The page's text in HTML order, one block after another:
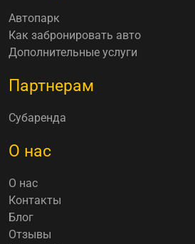
Автопарк
Как забронировать авто
Дополнительные услуги
Партнерам
Субаренда
О нас
О нас
Контакты
Блог
Отзывы